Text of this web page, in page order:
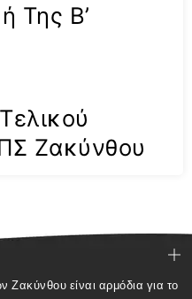
Της Β’
Ζακύνθου
είναι αρμόδια για το